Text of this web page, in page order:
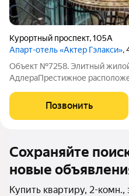
Курортный проспект,105А
Апарт-отель «Актер Гэлакси»,
Объект №7258. Элитный
АдлераПрестижное
доступность:Широкая
метров)Оборудованные
Позвонить
Сохраняйте
новые
Купить квартиру, 2-комн.,